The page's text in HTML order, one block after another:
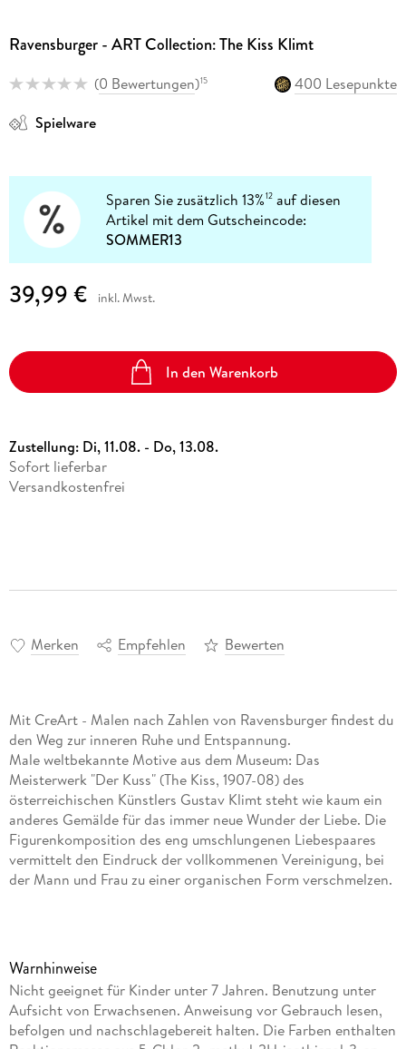
Ravensburger - ART Collection: The Kiss Klimt
(0 Bewertungen)15
400 Lesepunkte
Spielware
Sparen Sie zusätzlich 13%12 auf diesen
Artikel mit dem Gutscheincode:
SOMMER13
39,99 € inkl. Mwst.
In den Warenkorb
Zustellung: Di, 11.08. - Do, 13.08.
Sofort lieferbar
Versandkostenfrei
Merken Empfehlen Bewerten
Mit CreArt - Malen nach Zahlen von Ravensburger findest du
den Weg zur inneren Ruhe und Entspannung.
Male weltbekannte Motive aus dem Museum: Das
Meisterwerk "Der Kuss" (The Kiss, 1907-08) des
österreichischen Künstlers Gustav Klimt steht wie kaum ein
anderes Gemälde für das immer neue Wunder der Liebe. Die
Figurenkomposition des eng umschlungenen Liebespaares
vermittelt den Eindruck der vollkommenen Vereinigung, bei
der Mann und Frau zu einer organischen Form verschmelzen.
Die Motivlinien sind bereits aufgedruckt und nummeriert und
werden mit den bereits fertig gemischten Acrylfarben
ausgemalt. Das ist Malspaß mit Erfolgsgarantie für einen
einzigartigen Wandschmuck für das eigene Zuhause oder zum
Verschenken. So einfach war malen noch nie!
Warnhinweise
Nicht geeignet für Kinder unter 7 Jahren. Benutzung unter
Aufsicht von Erwachsenen. Anweisung vor Gebrauch lesen,
befolgen und nachschlagebereit halten. Die Farben enthalten